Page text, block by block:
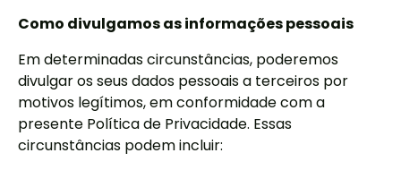
Como divulgamos as informações pessoais
Em determinadas circunstâncias, poderemos
divulgar os seus dados pessoais a terceiros por
motivos legítimos, em conformidade com a
presente Política de Privacidade. Essas
circunstâncias podem incluir: